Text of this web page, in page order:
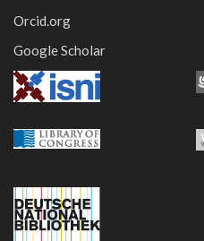
Orcid.org
Google Scholar